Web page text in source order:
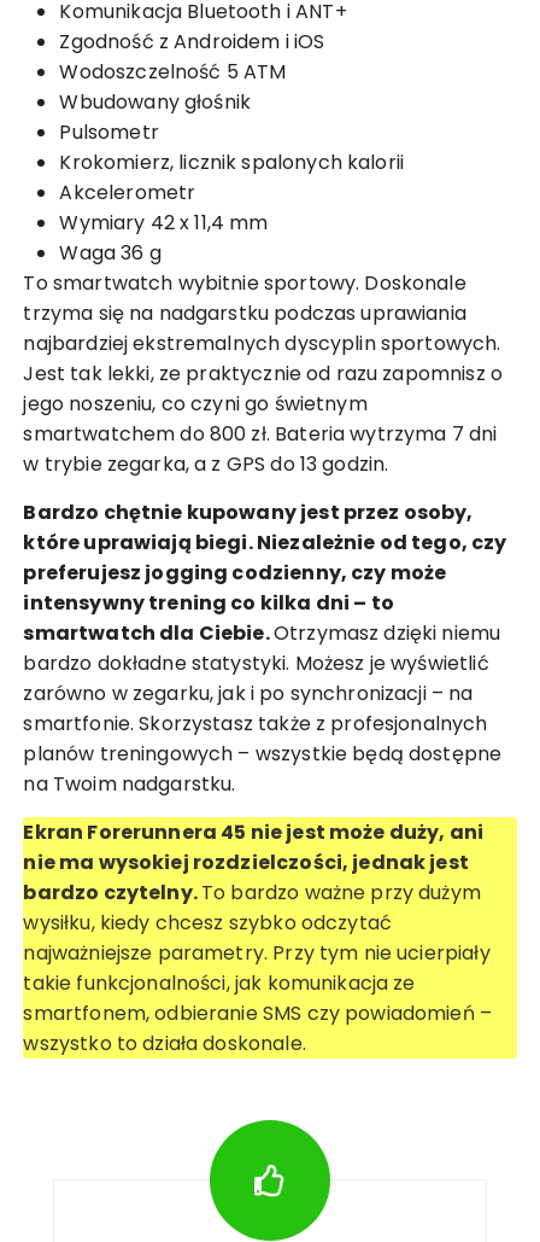
Komunikacja Bluetooth i ANT+
Zgodność z Androidem i iOS
Wodoszczelność 5 ATM
Wbudowany głośnik
Pulsometr
Krokomierz, licznik spalonych kalorii
Akcelerometr
Wymiary 42 x 11,4 mm
Waga 36 g
To smartwatch wybitnie sportowy. Doskonale
trzyma się na nadgarstku podczas uprawiania
najbardziej ekstremalnych dyscyplin sportowych.
Jest tak lekki, ze praktycznie od razu zapomnisz o
jego noszeniu, co czyni go świetnym
smartwatchem do 800 zł. Bateria wytrzyma 7 dni
w trybie zegarka, a z GPS do 13 godzin.
Bardzo chętnie kupowany jest przez osoby,
które uprawiają biegi. Niezależnie od tego, czy
preferujesz jogging codzienny, czy może
intensywny trening co kilka dni – to
smartwatch dla Ciebie.Otrzymasz dzięki niemu
bardzo dokładne statystyki. Możesz je wyświetlić
zarówno w zegarku, jak i po synchronizacji – na
smartfonie. Skorzystasz także z profesjonalnych
planów treningowych – wszystkie będą dostępne
na Twoim nadgarstku.
Ekran Forerunnera 45 nie jest może duży, ani
nie ma wysokiej rozdzielczości, jednak jest
bardzo czytelny.To bardzo ważne przy dużym
wysiłku, kiedy chcesz szybko odczytać
najważniejsze parametry. Przy tym nie ucierpiały
takie funkcjonalności, jak komunikacja ze
smartfonem, odbieranie SMS czy powiadomień –
wszystko to działa doskonale.